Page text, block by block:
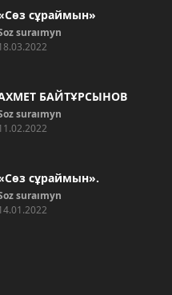
сұраймын»
suraımyn
БАЙТҰРСЫНОВ
suraımyn
сұраймын».
suraımyn